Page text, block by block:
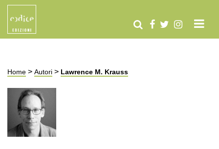
Home > Autori > Lawrence M. Krauss